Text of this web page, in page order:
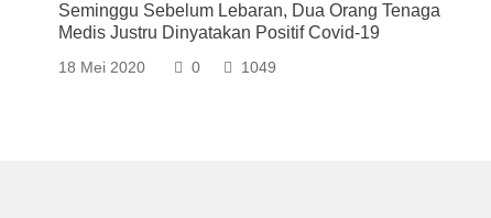
Seminggu Sebelum Lebaran, Dua Orang Tenaga
Medis Justru Dinyatakan Positif Covid-19
18 Mei 2020 0 1049